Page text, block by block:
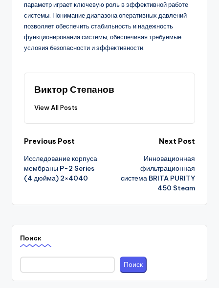
параметр играет ключевую роль в эффективной работе
системы. Понимание диапазона оперативных давлений
позволяет обеспечить стабильность и надежность
функционирования системы, обеспечивая требуемые
условия безопасности и эффективности.
Виктор Степанов
View All Posts
Post
navigation
Previous Post
Исследование корпуса
мембраны P-2 Series
(4 дюйма) 2×4040
Next Post
Инновационная
фильтрационная
система BRITA PURITY
450 Steam
Поиск
Поиск